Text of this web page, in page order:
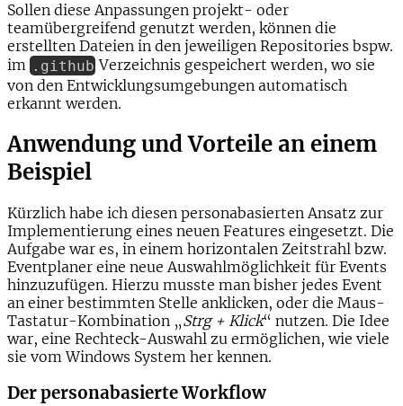
Sollen diese Anpassungen projekt- oder
teamübergreifend genutzt werden, können die
erstellten Dateien in den jeweiligen Repositories bspw.
im .github Verzeichnis gespeichert werden, wo sie
von den Entwicklungsumgebungen automatisch
erkannt werden.
Anwendung und Vorteile an einem
Beispiel
Kürzlich habe ich diesen personabasierten Ansatz zur
Implementierung eines neuen Features eingesetzt. Die
Aufgabe war es, in einem horizontalen Zeitstrahl bzw.
Eventplaner eine neue Auswahlmöglichkeit für Events
hinzuzufügen. Hierzu musste man bisher jedes Event
an einer bestimmten Stelle anklicken, oder die Maus-
Tastatur-Kombination „Strg + Klick“ nutzen. Die Idee
war, eine Rechteck-Auswahl zu ermöglichen, wie viele
sie vom Windows System her kennen.
Der personabasierte Workflow